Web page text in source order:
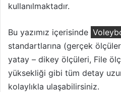
kullanılmaktadır.
Bu yazımız içerisinde
standartlarına (gerçek
yatay – dikey ölçüleri, File
yüksekliği gibi tüm detay
kolaylıkla ulaşabilirsiniz.